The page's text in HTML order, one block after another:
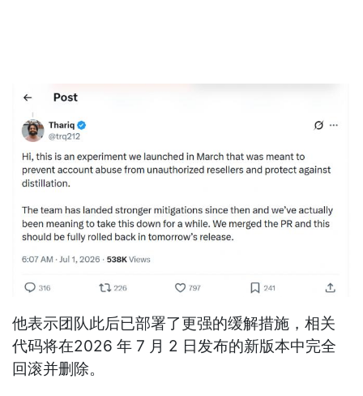
他表示团队此后已部署了更强的缓解措施，相关
代码将在2026 年 7 月 2 日发布的新版本中完全
回滚并删除。